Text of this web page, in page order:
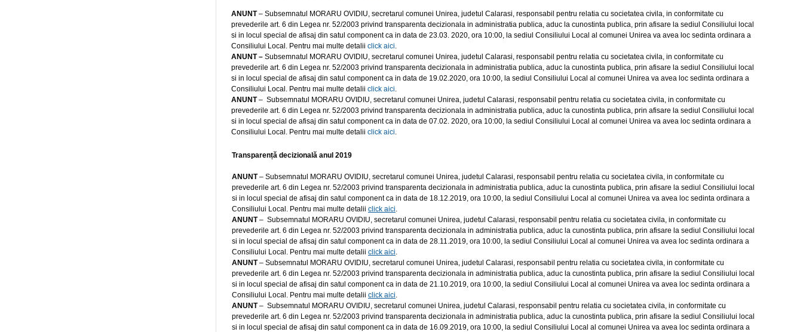
ANUNT– Subsemnatul MORARU OVIDIU, secretarul comunei Unirea, judetul Calarasi, responsabil pentru relatia cu societatea civila, in conformitate cu
prevederile art. 6 din Legea nr. 52/2003 privind transparenta decizionala in administratia publica, aduc la cunostinta publica, prin afisare la sediul Consiliului local
si in locul special de afisaj din satul component ca in data de 23.03. 2020, ora 10:00, la sediul Consiliului Local al comunei Unirea va avea loc sedinta ordinara a
Consiliului Local. Pentru mai multe detalii click aici.
ANUNT – Subsemnatul MORARU OVIDIU, secretarul comunei Unirea, judetul Calarasi, responsabil pentru relatia cu societatea civila, in conformitate cu
prevederile art. 6 din Legea nr. 52/2003 privind transparenta decizionala in administratia publica, aduc la cunostinta publica, prin afisare la sediul Consiliului local
si in locul special de afisaj din satul component ca in data de 19.02.2020, ora 10:00, la sediul Consiliului Local al comunei Unirea va avea loc sedinta ordinara a
Consiliului Local. Pentru mai multe detalii click aici.
ANUNT– Subsemnatul MORARU OVIDIU, secretarul comunei Unirea, judetul Calarasi, responsabil pentru relatia cu societatea civila, in conformitate cu
prevederile art. 6 din Legea nr. 52/2003 privind transparenta decizionala in administratia publica, aduc la cunostinta publica, prin afisare la sediul Consiliului local
si in locul special de afisaj din satul component ca in data de 07.02. 2020, ora 10:00, la sediul Consiliului Local al comunei Unirea va avea loc sedinta ordinara a
Consiliului Local. Pentru mai multe detalii click aici.
Transparență decizională anul 2019
ANUNT – Subsemnatul MORARU OVIDIU, secretarul comunei Unirea, judetul Calarasi, responsabil pentru relatia cu societatea civila, in conformitate cu
prevederile art. 6 din Legea nr. 52/2003 privind transparenta decizionala in administratia publica, aduc la cunostinta publica, prin afisare la sediul Consiliului local
si in locul special de afisaj din satul component ca in data de 18.12.2019, ora 10:00, la sediul Consiliului Local al comunei Unirea va avea loc sedinta ordinara a
Consiliului Local. Pentru mai multe detalii click aici.
ANUNT– Subsemnatul MORARU OVIDIU, secretarul comunei Unirea, judetul Calarasi, responsabil pentru relatia cu societatea civila, in conformitate cu
prevederile art. 6 din Legea nr. 52/2003 privind transparenta decizionala in administratia publica, aduc la cunostinta publica, prin afisare la sediul Consiliului local
si in locul special de afisaj din satul component ca in data de 28.11.2019, ora 10:00, la sediul Consiliului Local al comunei Unirea va avea loc sedinta ordinara a
Consiliului Local. Pentru mai multe detalii click aici.
ANUNT– Subsemnatul MORARU OVIDIU, secretarul comunei Unirea, judetul Calarasi, responsabil pentru relatia cu societatea civila, in conformitate cu
prevederile art. 6 din Legea nr. 52/2003 privind transparenta decizionala in administratia publica, aduc la cunostinta publica, prin afisare la sediul Consiliului local
si in locul special de afisaj din satul component ca in data de 21.10.2019, ora 10:00, la sediul Consiliului Local al comunei Unirea va avea loc sedinta ordinara a
Consiliului Local. Pentru mai multe detalii click aici.
ANUNT– Subsemnatul MORARU OVIDIU, secretarul comunei Unirea, judetul Calarasi, responsabil pentru relatia cu societatea civila, in conformitate cu
prevederile art. 6 din Legea nr. 52/2003 privind transparenta decizionala in administratia publica, aduc la cunostinta publica, prin afisare la sediul Consiliului local
si in locul special de afisaj din satul component ca in data de 16.09.2019, ora 10:00, la sediul Consiliului Local al comunei Unirea va avea loc sedinta ordinara a